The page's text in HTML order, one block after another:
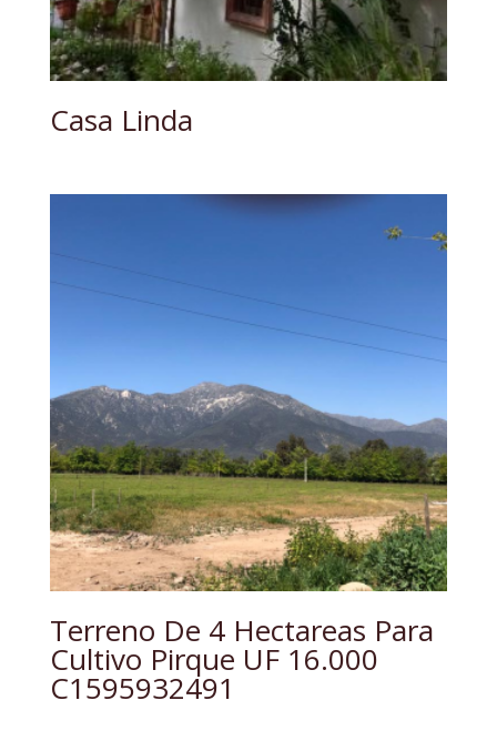
Casa Linda
Terreno De 4 Hectareas Para
Cultivo Pirque UF 16.000
C1595932491